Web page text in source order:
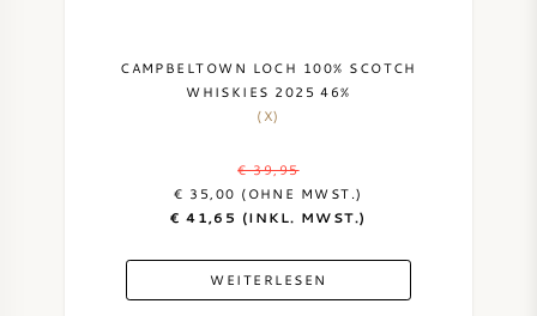
CAMPBELTOWN LOCH 100% SCOTCH
WHISKIES 2025 46%
(X)
€ 39,95
€ 35,00 (OHNE MWST.)
€ 41,65 (INKL. MWST.)
WEITERLESEN